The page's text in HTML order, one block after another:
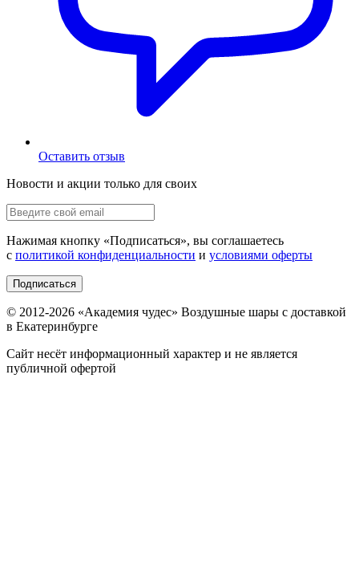
Оставить отзыв
Новости и акции только для своих
Нажимая кнопку «Подписаться», вы соглашаетесь
с политикой конфиденциальности и условиями оферты
Подписаться
© 2012-2026 «Академия чудес» Воздушные шары с доставкой
в Екатеринбурге
Сайт несёт информационный характер и не является
публичной офертой